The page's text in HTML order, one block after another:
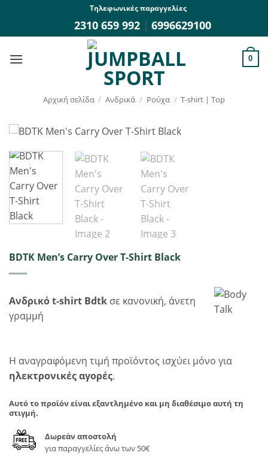
περιεχόμενο
Τηλεφωνικές παραγγελίες
2310 659 992 | 6996629100
0
Αρχική σελίδα / Ανδρικά / Ρούχα / T-shirt | Top
BDTK Men’s Carry Over T-Shirt Black
Ανδρικό t-shirt Bdtk σε κανονική, άνετη
γραμμή
Η αναγραφόμενη τιμή προϊόντος ισχύει μόνο για
ηλεκτρονικές αγορές.
Αυτό το προϊόν είναι εξαντλημένο και μη διαθέσιμο αυτή τη
στιγμή.
Δωρεάν αποστολή
για παραγγελίες άνω των 50€